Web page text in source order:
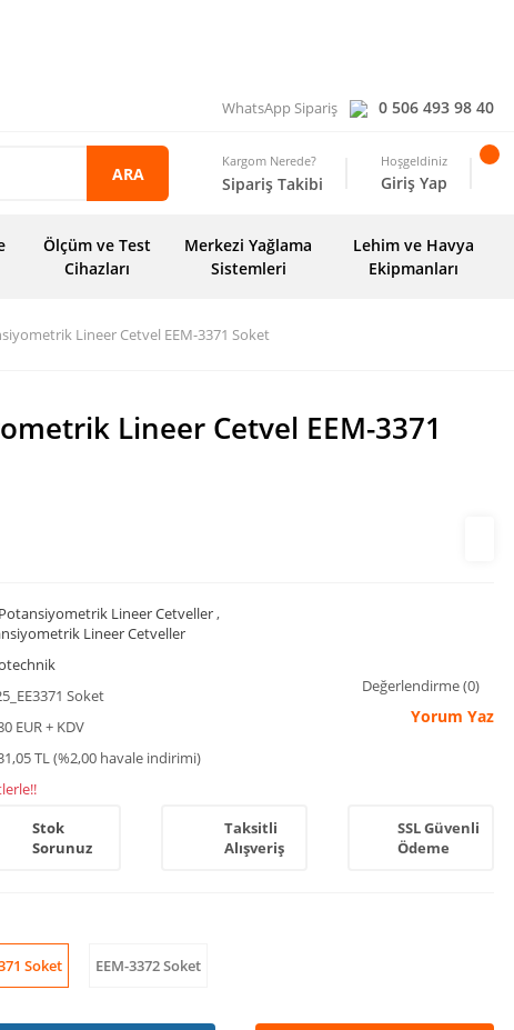
WhatsApp Sipariş 0 506 493 98 40
ARA
Kargom Nerede?
Sipariş Takibi
Hoşgeldiniz
Giriş Yap
Ölçüm ve Test
Cihazları
Merkezi Yağlama
Sistemleri
Lehim ve Havya
Ekipmanları
Lineer Cetvel EEM-3371 Soket
Lineer Cetvel EEM-3371
Lineer Cetveller,
Lineer Cetveller
Soket
EUR + KDV
TL (%2,00 havale indirimi)
Değerlendirme (0)
Yorum Yaz
Stok
Sorunuz
Taksitli
Alışveriş
SSL Güvenli
Ödeme
Soket EEM-3372 Soket